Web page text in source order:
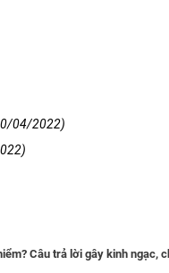
04/2022)
Câu trả lời gây kinh ngạc,